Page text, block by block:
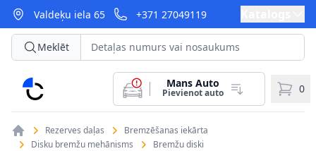
Valdeķu iela 65 +371 27049119
CarParts
Meklēt
Mans Auto
Pievienot auto 0
Rezerves daļas
Bremzēšanas iekārta
Disku bremžu mehānisms
Bremžu diski